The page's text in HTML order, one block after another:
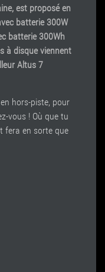
est proposé en
batterie 300W
batterie 300Wh
à disque viennent
Altus 7
hors-piste, pour
vous ! Où que tu
fera en sorte que